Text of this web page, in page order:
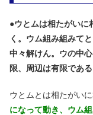
●ウとムは相たがいに
く。ウム組み組みて
中々解けん。ウの中
限、周辺は有限である
ウとムとは相たがい
になって動き、ウム